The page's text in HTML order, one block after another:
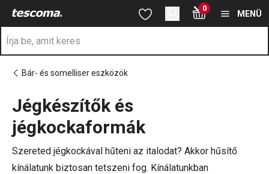
A Jégkocka készítők oldalon tartózkodik
Ugrás a fő tartalomhoz
Ugrás a kereséshez
Ugrás a navigációhoz 0
MENÜ
Bár- és somelliser eszközök
Jégkészítők és
jégkockaformák
Szereted jégkockával hűteni az italodat? Akkor hűsítő
kínálatunk biztosan tetszeni fog. Kínálatunkban